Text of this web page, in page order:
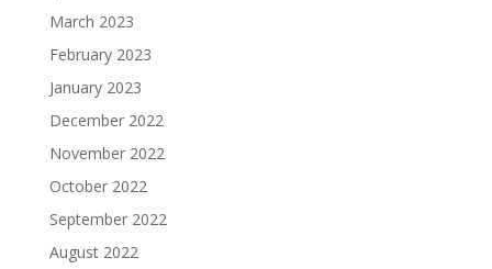
March 2023
February 2023
January 2023
December 2022
November 2022
October 2022
September 2022
August 2022